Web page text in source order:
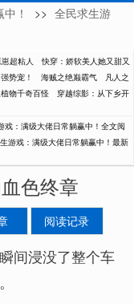
！ >> 全民求生游
超粘人
快穿：娇软美人她又甜又
势宠！ 海贼之绝巅霸气
凡人之
物千奇百怪
穿越综影：从下乡开
戏：满级大佬日常躺赢中！全文阅
游戏：满级大佬日常躺赢中！最新
色终章
阅读记录
间浸没了整个车